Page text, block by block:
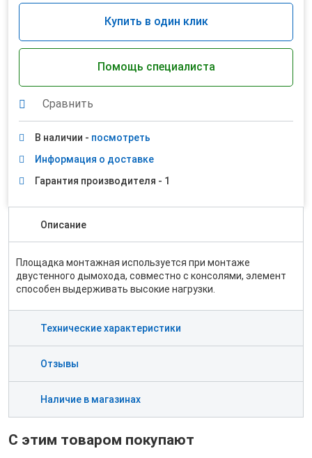
Купить в один клик
Помощь специалиста
Сравнить
В наличии - посмотреть
Информация о доставке
Гарантия производителя - 1
Описание
Площадка монтажная используется при монтаже
двустенного дымохода, совместно с консолями, элемент
способен выдерживать высокие нагрузки.
Технические характеристики
Отзывы
Наличие в магазинах
С этим товаром покупают